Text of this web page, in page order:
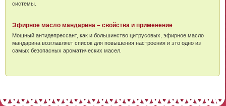
системы.
Эфирное масло мандарина – свойства и применение
Мощный антидепрессант, как и большинство цитрусовых, эфирное масло
мандарина возглавляет список для повышения настроения и это одно из
самых безопасных ароматических масел.